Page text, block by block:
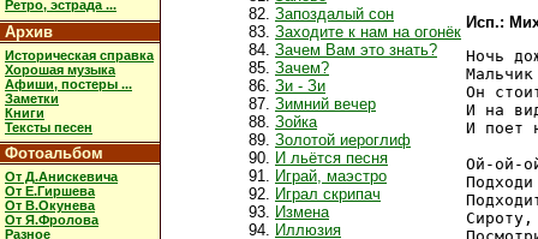
Ретро, эстрада ...
Архив
Историческая справка
Хорошая музыка
Афиши, постеры ...
Заметки
Книги
Тексты песен
Фотоальбом
От Д.Анискевича
От Е.Гиршева
От В.Окунева
От Я.Фролова
Разное
Запоздалый сон
Заходите к нам на огонёк
Зачем Вам это знать?
Зачем?
Зи - Зи
Зимний вечер
Зойка
Золотой иероглиф
И льётся песня
Играй, маэстро
Играл скрипач
Измена
Иллюзия
Исп.:
Ночь
Он
И на
И поет
Ой-ой-